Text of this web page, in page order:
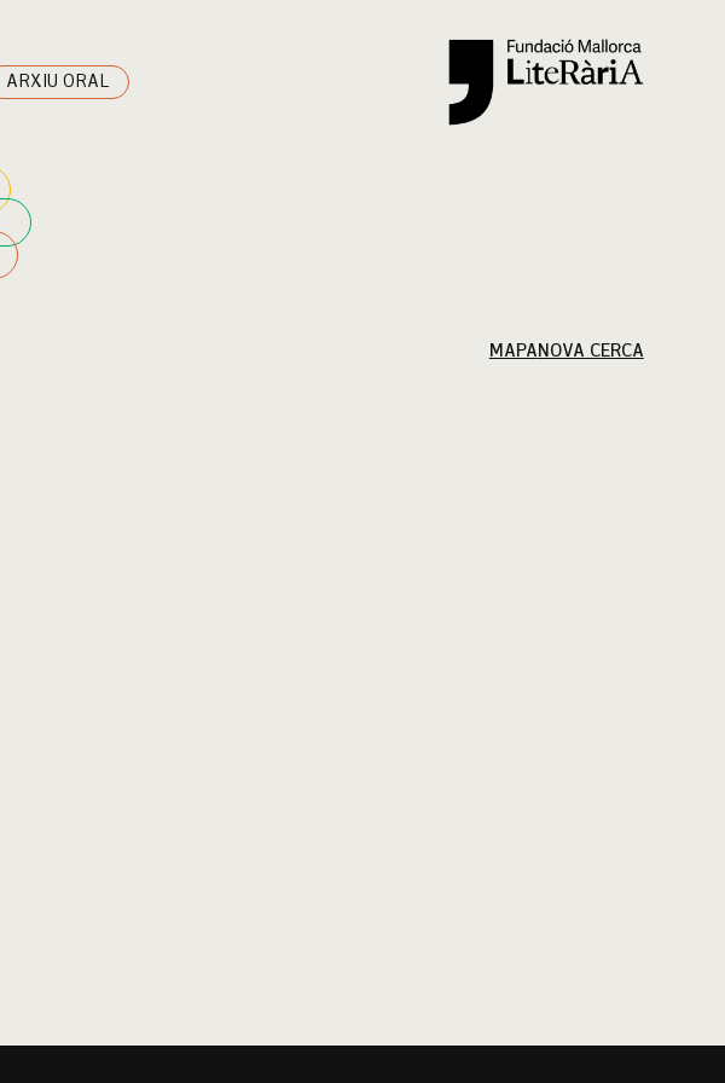
ARXIU ORAL
MAPANOVA CERCA